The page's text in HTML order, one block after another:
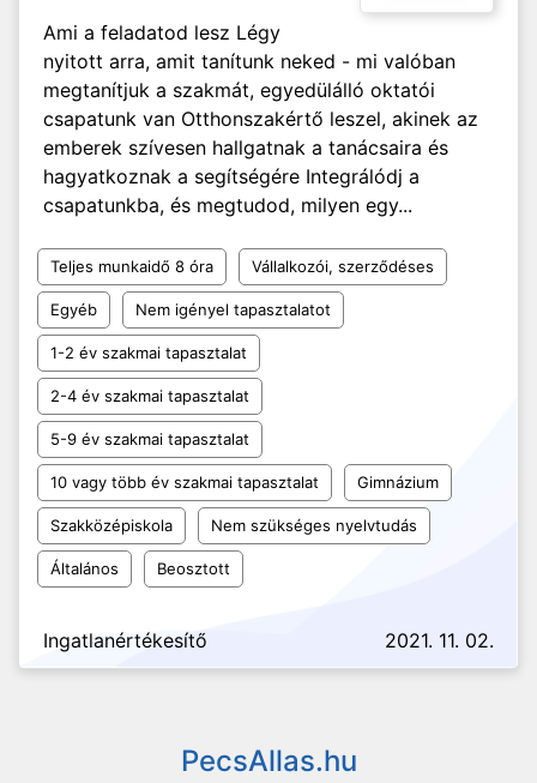
Ami a feladatod lesz Légy
nyitott arra, amit tanítunk neked - mi valóban
megtanítjuk a szakmát, egyedülálló oktatói
csapatunk van Otthonszakértő leszel, akinek az
emberek szívesen hallgatnak a tanácsaira és
hagyatkoznak a segítségére Integrálódj a
csapatunkba, és megtudod, milyen egy...
Teljes munkaidő 8 óra Vállalkozói, szerződéses
Egyéb Nem igényel tapasztalatot
1-2 év szakmai tapasztalat
2-4 év szakmai tapasztalat
5-9 év szakmai tapasztalat
10 vagy több év szakmai tapasztalat Gimnázium
Szakközépiskola Nem szükséges nyelvtudás
Általános Beosztott
Ingatlanértékesítő 2021. 11. 02.
PecsAllas.hu